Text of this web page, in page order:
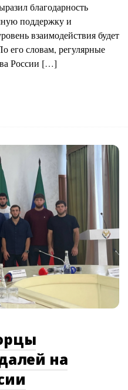
благодарность
поддержку и
взаимодействия будет
его словам, регулярные
России […]
на